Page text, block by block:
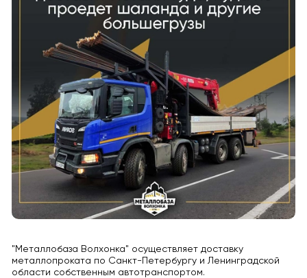
"Металлобаза Волхонка" осуществляет доставку
металлопроката по Санкт-Петербургу и Ленинградской
области собственным автотранспортом.